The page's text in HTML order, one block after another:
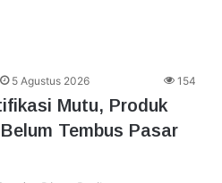
5 Agustus 2026 154
Mutu, Produk
Tembus Pasar